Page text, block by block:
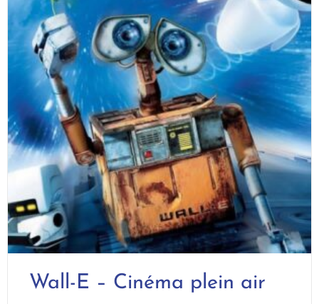
transformation culturelle profonde. Olivier Servais
est historien et anthropologue. Il est professeur
ordinaire à l’Université de Louvain en Belgique. Il y
enseigne l’anthropologie des systèmes
symboliques et leurs relations aux environnement
dit « naturels » ou « artificiels » . Il anime aussi des
enseignements à l’Institut des Arts de Diffusion
(IAD) et à l’Université Saint Louis-Bruxelles. Il a
mené des terrains au Canada, aux Philippines, à l’Ile
Maurice, en France, en Belgique et dans les
mondes numériques.
Wall-E – Cinéma plein air